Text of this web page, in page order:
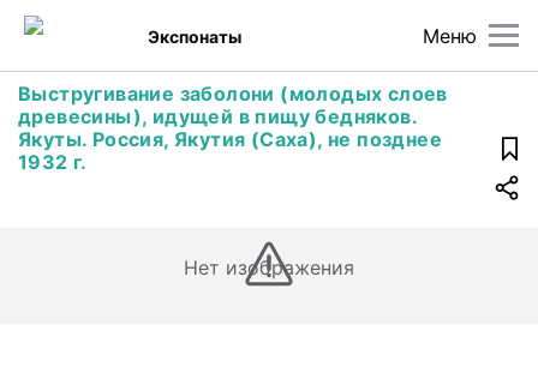
Меню
Экспонаты
Выстругивание заболони (молодых слоев
древесины), идущей в пищу бедняков.
Якуты. Россия, Якутия (Саха), не позднее
1932 г.
Нет изображения